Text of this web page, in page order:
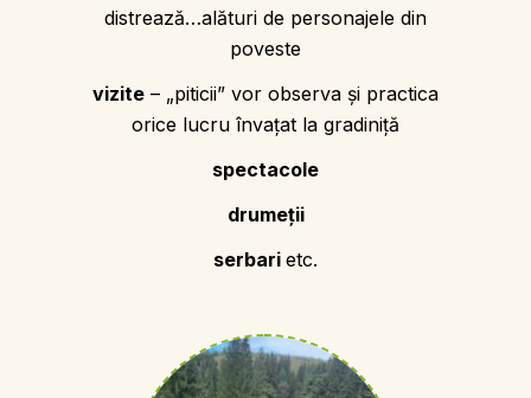
distrează…alături de personajele din
poveste
vizite – „piticii” vor observa şi practica
orice lucru învaţat la gradiniță
spectacole
drumeţii
serbari etc.